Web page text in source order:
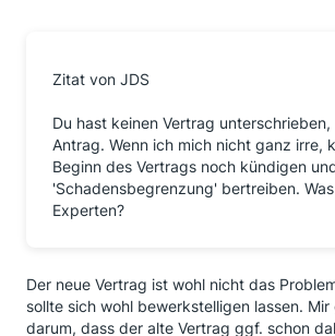
Zitat von JDS
Du hast keinen Vertrag
Antrag. Wenn ich mich nicht ganz irre,
Beginn des Vertrags noch kündigen
'Schadensbegrenzung' bertreiben.
Experten?
Der neue Vertrag ist wohl nicht das
sollte sich wohl bewerkstelligen lassen.
darum, dass der alte Vertrag ggf. schon